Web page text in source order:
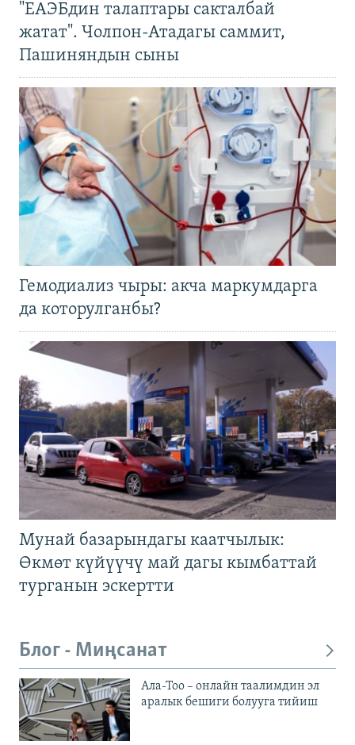
"ЕАЭБдин талаптары сакталбай
жатат". Чолпон-Атадагы саммит,
Пашиняндын сыны
Гемодиализ чыры: акча маркумдарга
да которулганбы?
Мунай базарындагы каатчылык:
Өкмөт күйүүчү май дагы кымбаттай
турганын эскертти
Блог - Миңсанат
Ала-Тоо – онлайн таалимдин эл
аралык бешиги болууга тийиш